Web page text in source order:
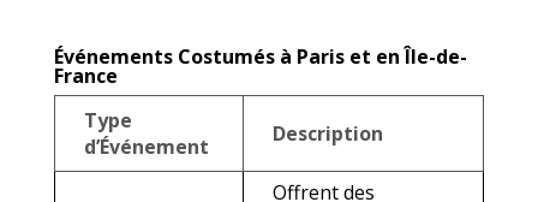
Événements Costumés à Paris et en Île-de-
France
Type
d’Événement
Description
Offrent des